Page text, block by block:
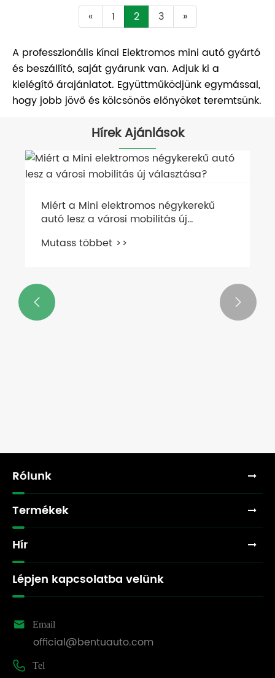
« 1 2 3 »
A professzionális kínai Elektromos mini autó gyártó
és beszállító, saját gyárunk van. Adjuk ki a
kielégítő árajánlatot. Együttműködjünk egymással,
hogy jobb jövő és kölcsönös előnyöket teremtsünk.
Hírek Ajánlások
Miért a Mini elektromos négykerekű
autó lesz a városi mobilitás új
Mutass többet >>
 
Rólunk
Termékek
Hír
Lépjen kapcsolatba velünk
 Email
official@bentuauto.com
 Tel